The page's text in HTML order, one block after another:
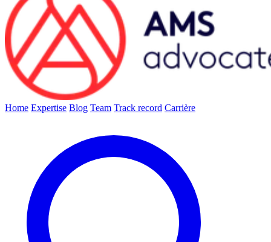
Home Expertise Blog Team Track record Carrière